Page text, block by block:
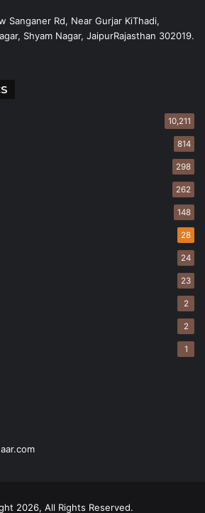
Sanganer Rd, Near Gurjar KiThadi,
Shyam Nagar, JaipurRajasthan 302019.
10,211
814
298
262
148
28
24
23
2
2
1
2026, All Rights Reserved.